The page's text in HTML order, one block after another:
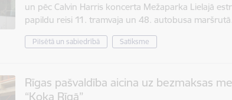
un pēc Calvin Harris koncerta Mežaparka Lielajā
papildu reisi 11. tramvaja un 48. autobusa
Pilsētā un sabiedrībā Satiksme
Rīgas pašvaldība aicina uz bezmaksas
“Koka Rīgā”